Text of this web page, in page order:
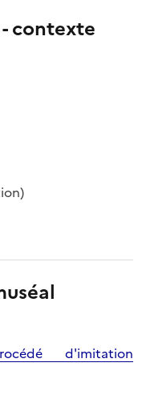
contexte
d'imitation